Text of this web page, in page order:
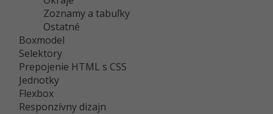
SQL
UML
Algoritmy -41%
Fórum
Linux a UNIX
Siete
Fotografovanie -80%
Video
Ostatné
Fórum
Zoznamy a tabuľky
Ostatné
Boxmodel
Selektory
Prepojenie HTML s CSS
Jednotky
Flexbox
Responzívny dizajn